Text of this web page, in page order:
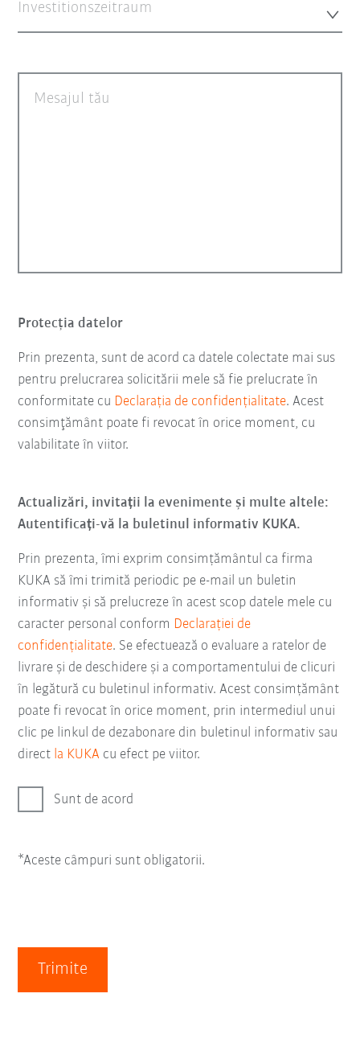
Investitionszeitraum
Mesajul tău
Protecţia datelor
Prin prezenta, sunt de acord ca datele colectate mai sus
pentru prelucrarea solicitării mele să fie prelucrate în
conformitate cu Declarația de confidențialitate. Acest
consimţământ poate fi revocat în orice moment, cu
valabilitate în viitor.
Actualizări, invitații la evenimente și multe altele:
Autentificați-vă la buletinul informativ KUKA.
Prin prezenta, îmi exprim consimțământul ca firma
KUKA să îmi trimită periodic pe e-mail un buletin
informativ şi să prelucreze în acest scop datele mele cu
caracter personal conform Declarației de
confidențialitate. Se efectuează o evaluare a ratelor de
livrare și de deschidere și a comportamentului de clicuri
în legătură cu buletinul informativ. Acest consimțământ
poate fi revocat în orice moment, prin intermediul unui
clic pe linkul de dezabonare din buletinul informativ sau
direct la KUKA cu efect pe viitor.
Sunt de acord
*Aceste câmpuri sunt obligatorii.
Trimite